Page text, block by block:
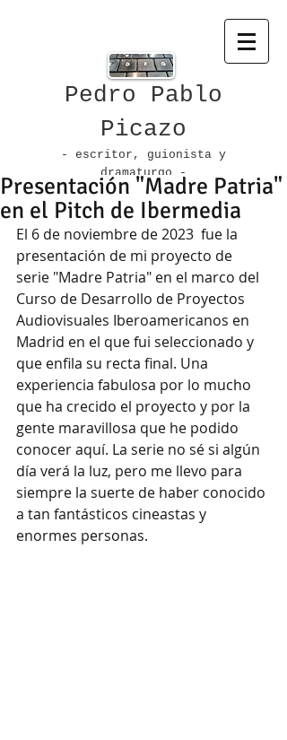
Pedro Pablo
Picazo
- escritor, guionista y
dramaturgo -
Presentación "Madre Patria"
en el Pitch de Ibermedia
El 6 de noviembre de 2023  fue la
presentación de mi proyecto de
serie "Madre Patria" en el marco del
Curso de Desarrollo de Proyectos
Audiovisuales Iberoamericanos en
Madrid en el que fui seleccionado y
que enfila su recta final. Una
experiencia fabulosa por lo mucho
que ha crecido el proyecto y por la
gente maravillosa que he podido
conocer aquí. La serie no sé si algún
día verá la luz, pero me llevo para
siempre la suerte de haber conocido
a tan fantásticos cineastas y
enormes personas.